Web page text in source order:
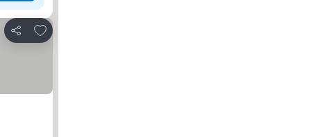
シェア
お気に入りに追加